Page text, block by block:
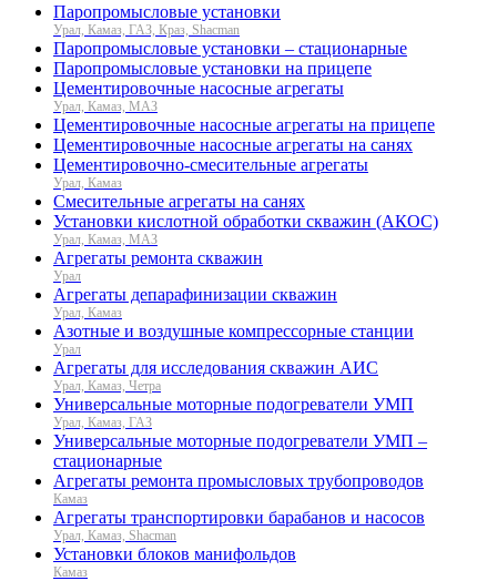
Паропромысловые установки
Урал, Камаз, ГАЗ, Краз, Shacman
Паропромысловые установки – стационарные
Паропромысловые установки на прицепе
Цементировочные насосные агрегаты
Урал, Камаз, МАЗ
Цементировочные насосные агрегаты на прицепе
Цементировочные насосные агрегаты на санях
Цементировочно-смесительные агрегаты
Урал, Камаз
Смесительные агрегаты на санях
Установки кислотной обработки скважин (АКОС)
Урал, Камаз, МАЗ
Агрегаты ремонта скважин
Урал
Агрегаты депарафинизации скважин
Урал, Камаз
Азотные и воздушные компрессорные станции
Урал
Агрегаты для исследования скважин АИС
Урал, Камаз, Четра
Универсальные моторные подогреватели УМП
Урал, Камаз, ГАЗ
Универсальные моторные подогреватели УМП –
стационарные
Агрегаты ремонта промысловых трубопроводов
Камаз
Агрегаты транспортировки барабанов и насосов
Урал, Камаз, Shacman
Установки блоков манифольдов
Камаз